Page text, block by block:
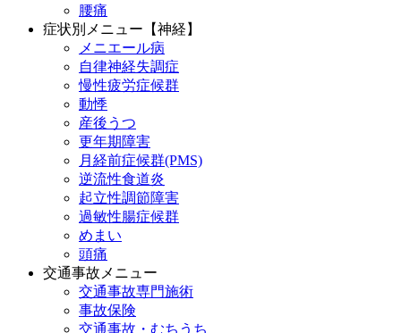
腰痛
症状別メニュー【神経】
メニエール病
自律神経失調症
慢性疲労症候群
動悸
産後うつ
更年期障害
月経前症候群(PMS)
逆流性食道炎
起立性調節障害
過敏性腸症候群
めまい
頭痛
交通事故メニュー
交通事故専門施術
事故保険
交通事故・むちうち